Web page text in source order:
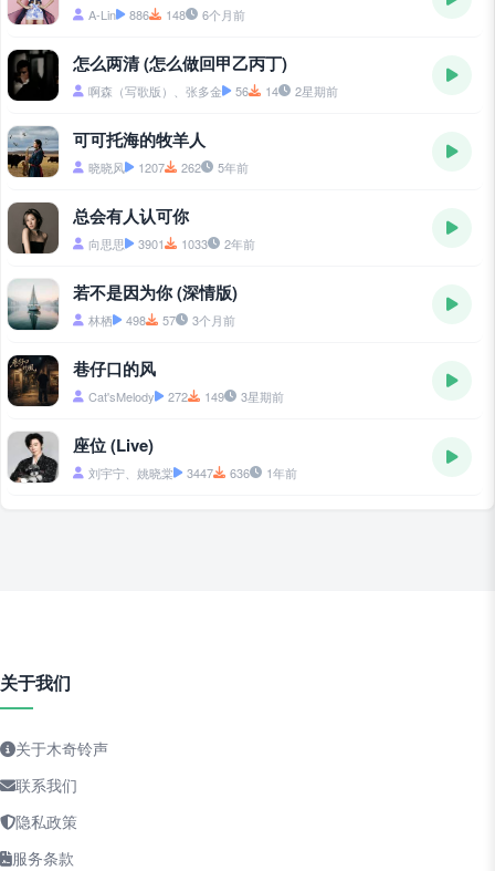
A-Lin 886 148 6个月前
怎么两清 (怎么做回甲乙丙丁)
啊森（写歌版）、张多金 56 14 2星期前
可可托海的牧羊人
晓晓风 1207 262 5年前
总会有人认可你
向思思 3901 1033 2年前
若不是因为你 (深情版)
林栖 498 57 3个月前
巷仔口的风
Cat'sMelody 272 149 3星期前
座位 (Live)
刘宇宁、姚晓棠 3447 636 1年前
关于我们
关于木奇铃声
联系我们
隐私政策
服务条款